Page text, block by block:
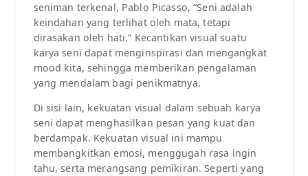
seniman terkenal, Pablo Picasso, “Seni adalah
keindahan yang terlihat oleh mata, tetapi
dirasakan oleh hati.” Kecantikan visual suatu
karya seni dapat menginspirasi dan mengangkat
mood kita, sehingga memberikan pengalaman
yang mendalam bagi penikmatnya.
Di sisi lain, kekuatan visual dalam sebuah karya
seni dapat menghasilkan pesan yang kuat dan
berdampak. Kekuatan visual ini mampu
membangkitkan emosi, menggugah rasa ingin
tahu, serta merangsang pemikiran. Seperti yang